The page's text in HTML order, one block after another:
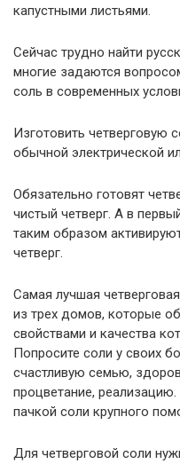
капустными листьями.
Сейчас трудно найти
многие задаются
соль в современных
Изготовить четверговую
обычной электрической
Обязательно готовят
чистый четверг. А в
таким образом
четверг.
Самая лучшая
из трех домов, которые
свойствами и качества
Попросите соли у своих
счастливую семью,
процветание,
пачкой соли крупного
Для четверговой соли